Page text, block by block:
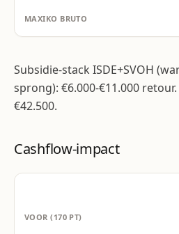
Subsidie-stack ISDE+SVOH
sprong): €6.000-€11.000
€42.500.
Cashflow-impact